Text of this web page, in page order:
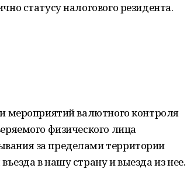
статусу налогового резидента.
мероприятий валютного контроля
физического лица
за пределами территории
в нашу страну и выезда из нее.